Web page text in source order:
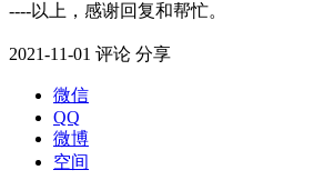
----以上，感谢回复和帮忙。
2021-11-01 评论 分享
微信
QQ
微博
空间